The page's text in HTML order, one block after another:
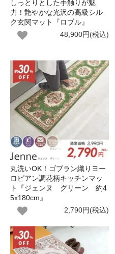
しっとりとした手触りが魅
力！艶やかな光沢の高級シル
ク玄関マット『ロブル』
48,900円(税込)
丸洗いOK！ゴブラン織りヨー
ロピアン調花柄キッチンマッ
ト『ジェンヌ グリーン 約4
5x180cm』
2,790円(税込)